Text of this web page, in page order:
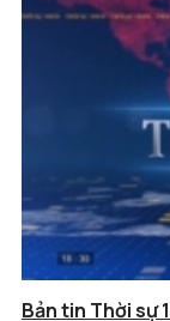
Bản tin Thời sự